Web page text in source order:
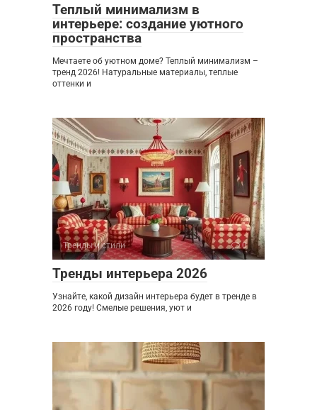
Теплый минимализм в
интерьере: создание уютного
пространства
Мечтаете об уютном доме? Теплый минимализм –
тренд 2026! Натуральные материалы, теплые
оттенки и
Тренды и стили 0
Тренды интерьера 2026
Узнайте, какой дизайн интерьера будет в тренде в
2026 году! Смелые решения, уют и